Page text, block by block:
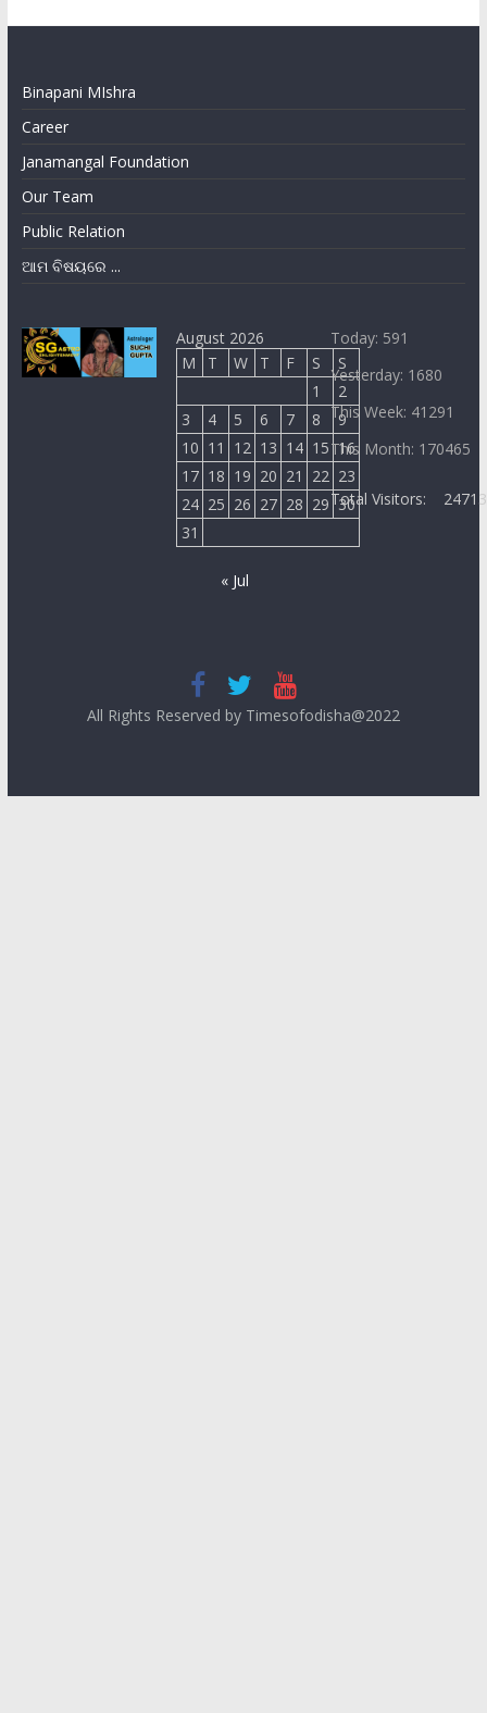
Binapani MIshra
Career
Janamangal Foundation
Our Team
Public Relation
ଆମ ବିଷୟରେ ...
August 2026
M
T W T F S
S
1
2
3
4 5 6 7 8
9
10 11 12 13 14 15 16
17 18 19 20 21 22 23
24 25 26 27 28 29 30
31
« Jul
Today: 591
Yesterday: 1680
This Week: 41291
This Month: 170465
Total Visitors:
All Rights Reserved by Timesofodisha@2022